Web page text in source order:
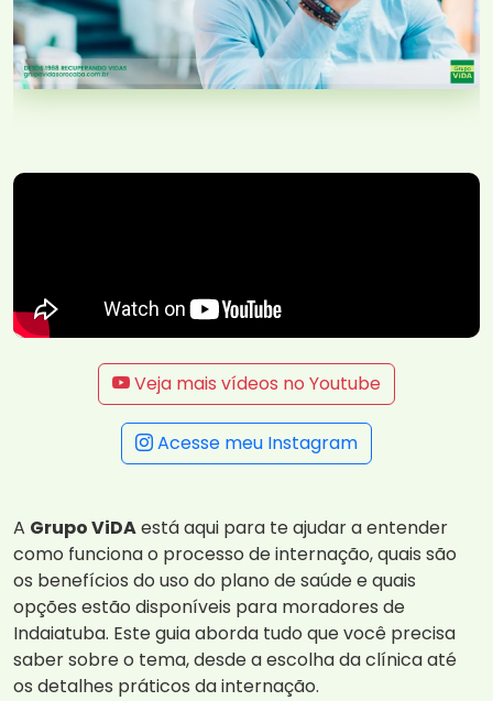
Veja mais vídeos no Youtube
Acesse meu Instagram
A Grupo ViDAestá aqui para te ajudar a entender
como funciona o processo de internação, quais são
os benefícios do uso do plano de saúde e quais
opções estão disponíveis para moradores de
Indaiatuba. Este guia aborda tudo que você precisa
saber sobre o tema, desde a escolha da clínica até
os detalhes práticos da internação.